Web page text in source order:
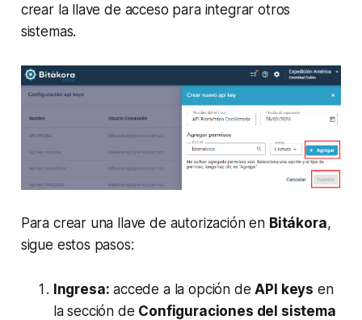
crear la llave de acceso para integrar otros
sistemas.
Para crear una llave de autorización en Bitákora,
sigue estos pasos:
Ingresa: accede a la opción deAPI keys en
la sección de Configuraciones del sistema